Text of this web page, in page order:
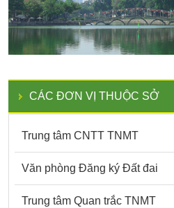
CÁC ĐƠN VỊ THUỘC SỞ
Trung tâm CNTT TNMT
Văn phòng Đăng ký Đất đai
Trung tâm Quan trắc TNMT